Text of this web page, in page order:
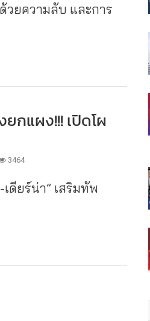
วยความลับ และการ
กแผง!!! เปิดโผ
3464
ดียร์น่า” เสริมทัพ